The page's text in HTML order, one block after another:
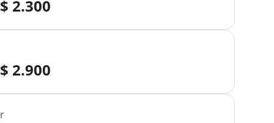
2.300
2.900